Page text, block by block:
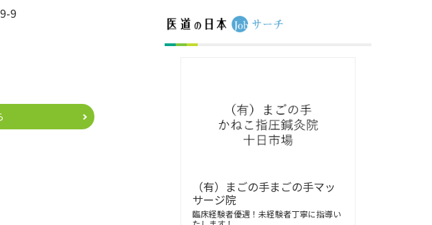
9
（有）まごの手まごの手マッ
サージ院
臨床経験者優遇！未経験者丁寧に指導い